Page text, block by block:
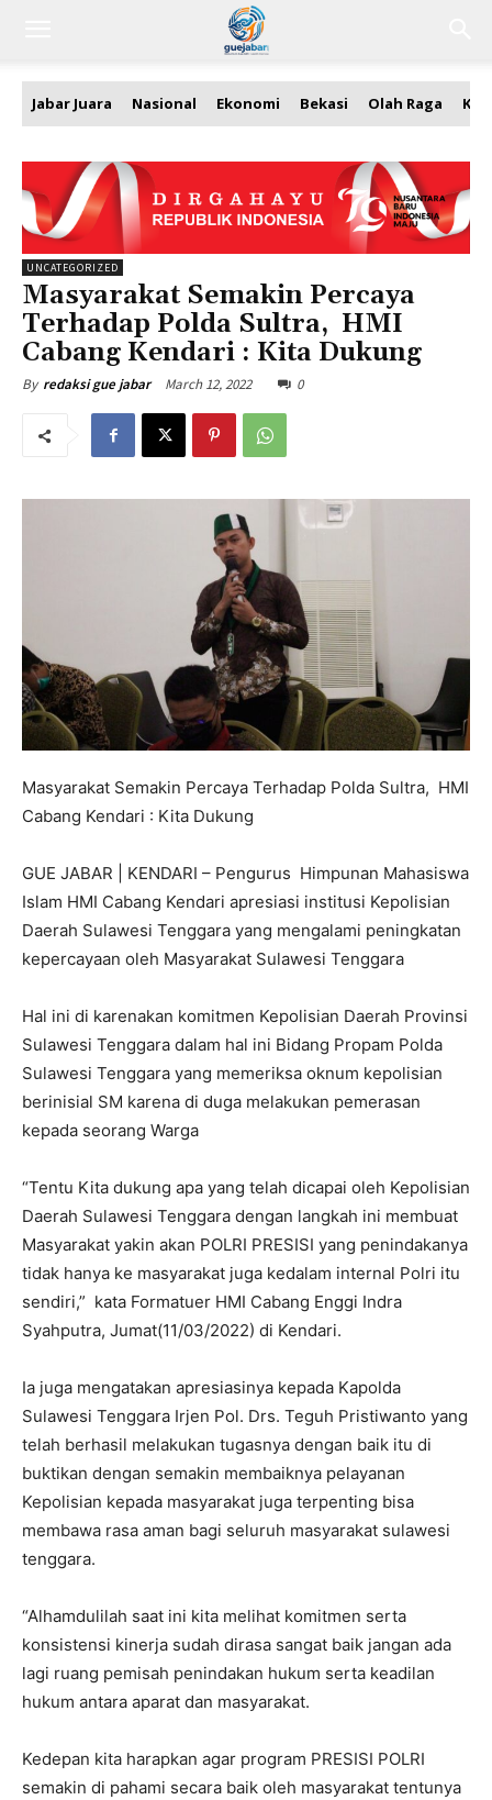
Jabar Juara Nasional Ekonomi Bekasi Olah Raga
UNCATEGORIZED
Masyarakat Semakin Percaya
Terhadap Polda Sultra, HMI
Cabang Kendari : Kita Dukung
By redaksi gue jabar March 12, 2022 0
Masyarakat Semakin Percaya Terhadap Polda Sultra, HMI
Cabang Kendari : Kita Dukung
GUE JABAR | KENDARI – Pengurus Himpunan Mahasiswa
Islam HMI Cabang Kendari apresiasi institusi Kepolisian
Daerah Sulawesi Tenggara yang mengalami peningkatan
kepercayaan oleh Masyarakat Sulawesi Tenggara
Hal ini di karenakan komitmen Kepolisian Daerah Provinsi
Sulawesi Tenggara dalam hal ini Bidang Propam Polda
Sulawesi Tenggara yang memeriksa oknum kepolisian
berinisial SM karena di duga melakukan pemerasan
kepada seorang Warga
“Tentu Kita dukung apa yang telah dicapai oleh Kepolisian
Daerah Sulawesi Tenggara dengan langkah ini membuat
Masyarakat yakin akan POLRI PRESISI yang penindakanya
tidak hanya ke masyarakat juga kedalam internal Polri itu
sendiri,” kata Formatuer HMI Cabang Enggi Indra
Syahputra, Jumat(11/03/2022) di Kendari.
Ia juga mengatakan apresiasinya kepada Kapolda
Sulawesi Tenggara Irjen Pol. Drs. Teguh Pristiwanto yang
telah berhasil melakukan tugasnya dengan baik itu di
buktikan dengan semakin membaiknya pelayanan
Kepolisian kepada masyarakat juga terpenting bisa
membawa rasa aman bagi seluruh masyarakat sulawesi
tenggara.
“Alhamdulilah saat ini kita melihat komitmen serta
konsistensi kinerja sudah dirasa sangat baik jangan ada
lagi ruang pemisah penindakan hukum serta keadilan
hukum antara aparat dan masyarakat.
Kedepan kita harapkan agar program PRESISI POLRI
semakin di pahami secara baik oleh masyarakat tentunya